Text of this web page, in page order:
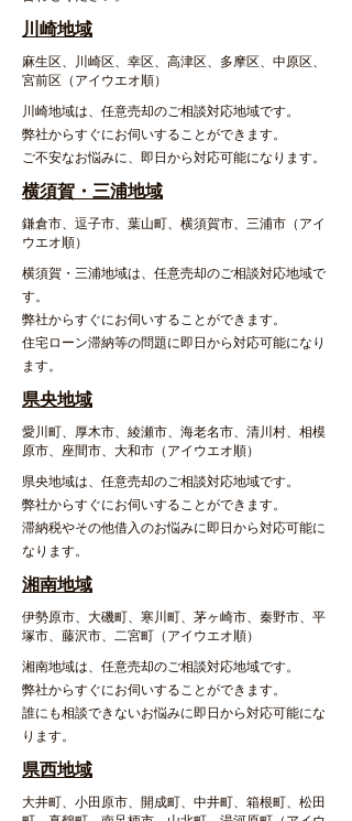
川崎地域
麻生区、川崎区、幸区、高津区、多摩区、中原区、
宮前区（アイウエオ順）
川崎地域は、任意売却のご相談対応地域です。
弊社からすぐにお伺いすることができます。
ご不安なお悩みに、即日から対応可能になります。
横須賀・三浦地域
鎌倉市、逗子市、葉山町、横須賀市、三浦市（アイ
ウエオ順）
横須賀・三浦地域は、任意売却のご相談対応地域で
す。
弊社からすぐにお伺いすることができます。
住宅ローン滞納等の問題に即日から対応可能になり
ます。
県央地域
愛川町、厚木市、綾瀬市、海老名市、清川村、相模
原市、座間市、大和市（アイウエオ順）
県央地域は、任意売却のご相談対応地域です。
弊社からすぐにお伺いすることができます。
滞納税やその他借入のお悩みに即日から対応可能に
なります。
湘南地域
伊勢原市、大磯町、寒川町、茅ヶ崎市、秦野市、平
塚市、藤沢市、二宮町（アイウエオ順）
湘南地域は、任意売却のご相談対応地域です。
弊社からすぐにお伺いすることができます。
誰にも相談できないお悩みに即日から対応可能にな
ります。
県西地域
大井町、小田原市、開成町、中井町、箱根町、松田